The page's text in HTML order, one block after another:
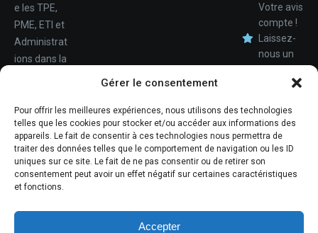
Gérer le consentement
Pour offrir les meilleures expériences, nous utilisons des technologies
telles que les cookies pour stocker et/ou accéder aux informations des
appareils. Le fait de consentir à ces technologies nous permettra de
traiter des données telles que le comportement de navigation ou les ID
uniques sur ce site. Le fait de ne pas consentir ou de retirer son
consentement peut avoir un effet négatif sur certaines caractéristiques
et fonctions.
Accepter
Téléphone
e les TPE,
PME, ETI et
Administrat
ions dans la
déploiemen
t et la
maintenan
ce de leur
système
ons.
Votre avis
compte !
Laissez-
nous un